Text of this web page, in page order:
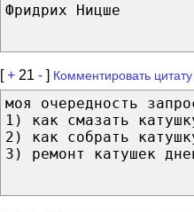
Фридрих Ницше
[+ 21 - ] Комментировать
моя очередность
1) как смазать
2) как собрать
3) ремонт катушек